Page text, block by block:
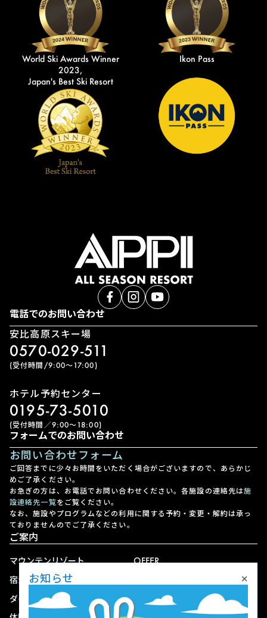
World Ski Awards Winner
2023,
Japan's Best Ski Resort
Ikon Pass
電話でのお問い合わせ
安比高原スキー場
0570-029-511
(受付時間/9:00〜17:00)
ホテル予約センター
0195-73-5010
(受付時間／9:00〜18:00)
フォームでのお問い合わせ
お問い合わせフォーム
ご回答までに少々お時間をいただく場合がございますので、あらかじ
めご了承ください。
お急ぎの方は、お電話でお問い合わせください。各施設の連絡先は施
設連絡先一覧をご覧ください。
なお、施設やプログラムなどの利用に関する予約・変更・解約は承っ
ておりませんのでご了承ください。
ご案内
マウンテンリゾート
宿泊
ダイニング
OFFER
お知らせ ×